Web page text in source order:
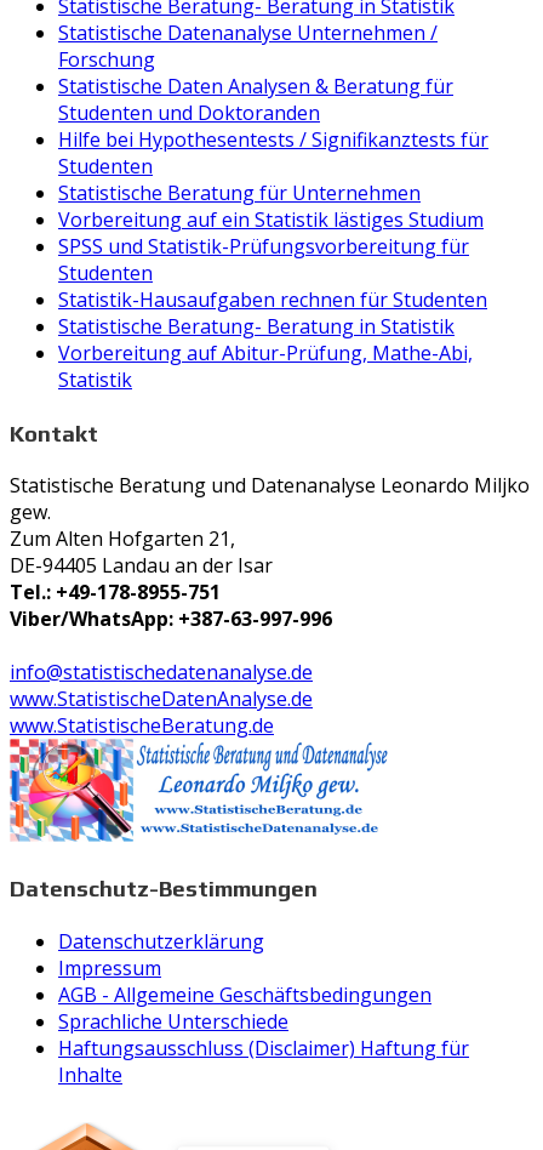
Statistische Beratung- Beratung in Statistik
Statistische Datenanalyse Unternehmen /
Forschung
Statistische Daten Analysen & Beratung für
Studenten und Doktoranden
Hilfe bei Hypothesentests / Signifikanztests für
Studenten
Statistische Beratung für Unternehmen
Vorbereitung auf ein Statistik lästiges Studium
SPSS und Statistik-Prüfungsvorbereitung für
Studenten
Statistik-Hausaufgaben rechnen für Studenten
Statistische Beratung- Beratung in Statistik
Vorbereitung auf Abitur-Prüfung, Mathe-Abi,
Statistik
Kontakt
Statistische Beratung und Datenanalyse Leonardo Miljko
gew.
Zum Alten Hofgarten 21,
DE-94405 Landau an der Isar
Tel.: +49-178-8955-751
Viber/WhatsApp: +387-63-997-996
info@statistischedatenanalyse.de
www.StatistischeDatenAnalyse.de
www.StatistischeBeratung.de
Datenschutz-Bestimmungen
Datenschutzerklärung
Impressum
AGB - Allgemeine Geschäftsbedingungen
Sprachliche Unterschiede
Haftungsausschluss (Disclaimer) Haftung für
Inhalte